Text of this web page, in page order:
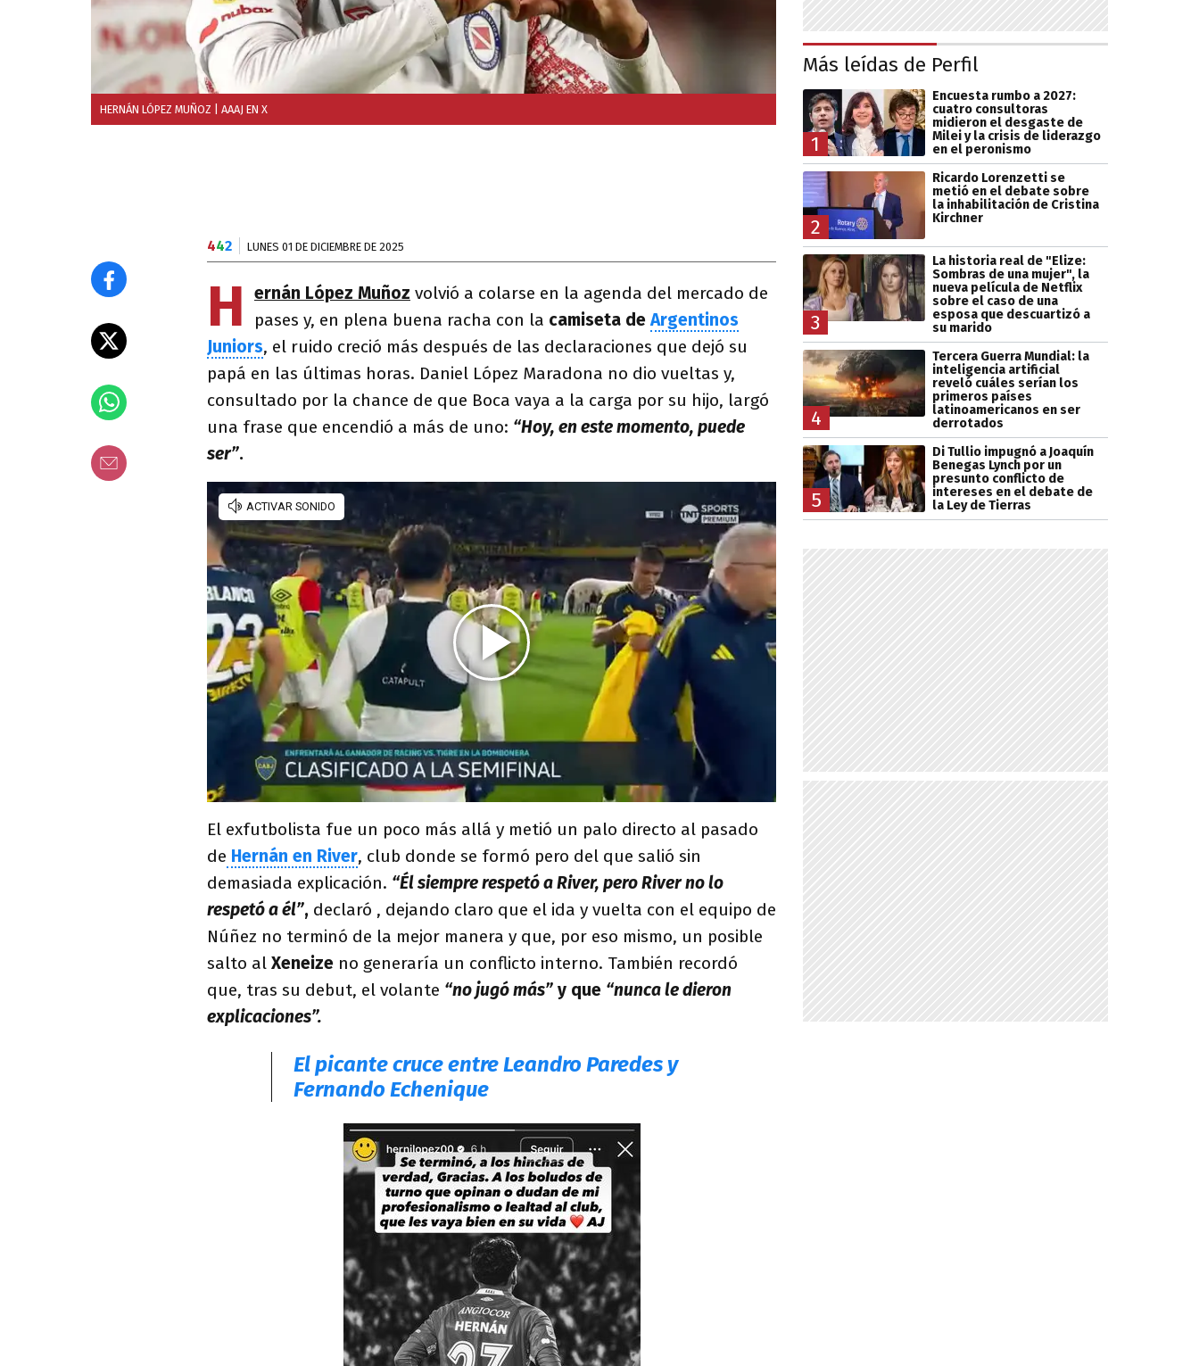
HERNÁN LÓPEZ MUÑOZ | AAAJ EN X
442 LUNES 01 DE DICIEMBRE DE 2025
H ernán López Muñoz volvió a colarse en la agenda del mercado de
pases y, en plena buena racha con la camiseta deArgentinos
Juniors, el ruido creció más después de las declaraciones que dejó su
papá en las últimas horas. Daniel López Maradona no dio vueltas y,
consultado por la chance de que Boca vaya a la carga por su hijo, largó
una frase que encendió a más de uno: “Hoy, en este momento, puede
ser”.
El exfutbolista fue un poco más allá y metió un palo directo al pasado
de Hernán en River, club donde se formó pero del que salió sin
demasiada explicación. “Él siempre respetó a River, pero River no lo
respetó a él”, declaró , dejando claro que el ida y vuelta con el equipo de
Núñez no terminó de la mejor manera y que, por eso mismo, un posible
salto al Xeneize no generaría un conflicto interno. También recordó
que, tras su debut, el volante “no jugó más” y que “nunca le dieron
explicaciones”.
El picante cruce entre Leandro Paredes y
Fernando Echenique
Más leídas de Perfil
1
Encuesta rumbo a 2027:
cuatro consultoras
midieron el desgaste de
Milei y la crisis de liderazgo
en el peronismo
2
Ricardo Lorenzetti se
metió en el debate sobre
la inhabilitación de Cristina
Kirchner
3
La historia real de "Elize:
Sombras de una mujer", la
nueva película de Netflix
sobre el caso de una
esposa que descuartizó a
su marido
4
Tercera Guerra Mundial: la
inteligencia artificial
reveló cuáles serían los
primeros países
latinoamericanos en ser
derrotados
5
Di Tullio impugnó a Joaquín
Benegas Lynch por un
presunto conflicto de
intereses en el debate de
la Ley de Tierras